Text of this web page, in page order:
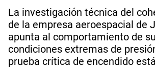
La investigación técnica del
de la empresa aeroespacial de
apunta al comportamiento de
condiciones extremas de
prueba crítica de encendido